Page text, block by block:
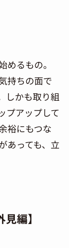
めるもの。
持ちの面で
しかも取り組
プアップして
裕にもつな
あっても、立
編】